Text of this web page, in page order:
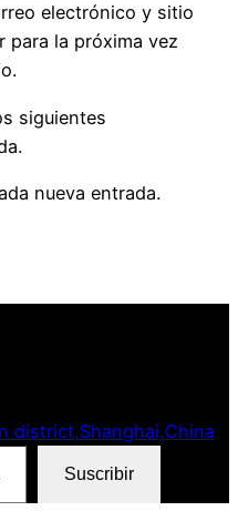
electrónico y sitio
para la próxima vez
siguientes
nueva entrada.
district,Shanghai,China
Suscribir